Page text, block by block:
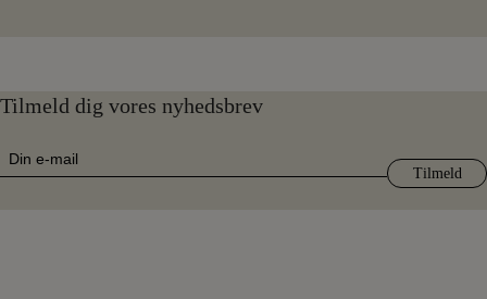
Tilmeld dig vores nyhedsbrev
E-
mail